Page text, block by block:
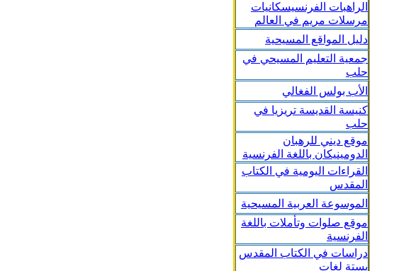
الراهبات الفرنسيسكانيات
مرسلات مريم في العالم
دليل المواقع المسيحية
جمعية التعليم المسيحي في
حلب
الأب بولس الفغالي
كنيسة القديسة تريزيا في
حلب
موقع ديني للرهبان
الدومينيكان باللغة الفرنسية
القراءات اليومية في الكتاب
المقدس
الموسوعة العربية المسيحية
موقع صلوات وتأملات باللغة
الفرنسية
دراسات في الكتاب المقدس
بستة لغات